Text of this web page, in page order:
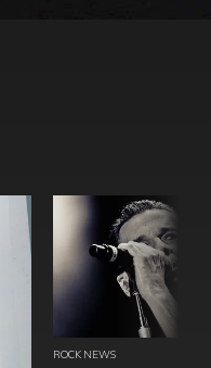
ROCK NEWS